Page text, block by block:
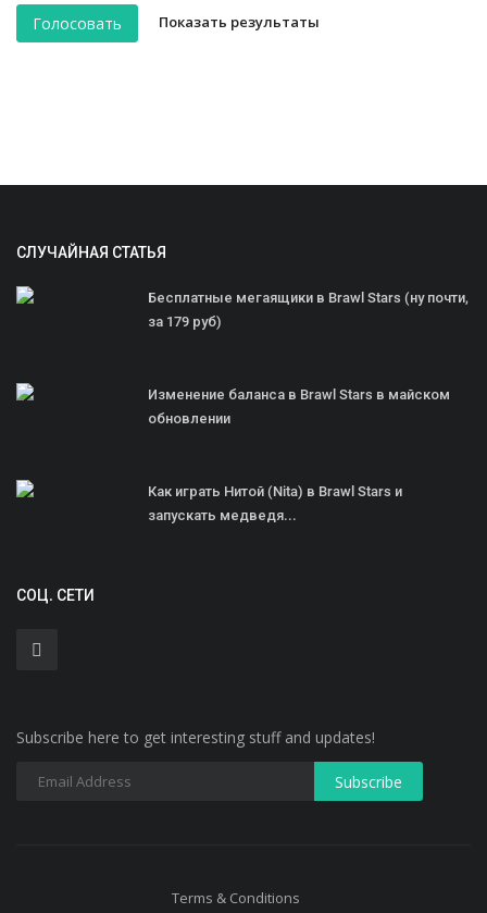
Голосовать Показать результаты
СЛУЧАЙНАЯ СТАТЬЯ
Бесплатные мегаящики в Brawl Stars (ну почти,
за 179 руб)
Изменение баланса в Brawl Stars в майском
обновлении
Как играть Нитой (Nita) в Brawl Stars и
запускать медведя...
СОЦ. СЕТИ
Subscribe here to get interesting stuff and updates!
Terms & Conditions